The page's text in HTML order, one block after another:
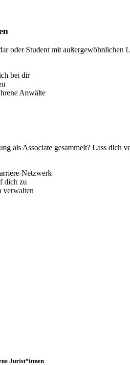
oder Student mit
bei dir
Anwälte
als Associate gesammelt? Lass dich
Netzwerk
dich zu
verwalten
Jurist*innen